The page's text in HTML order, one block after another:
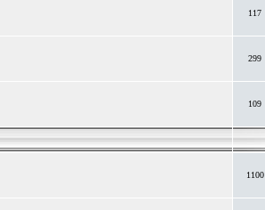
117
299
109
1100